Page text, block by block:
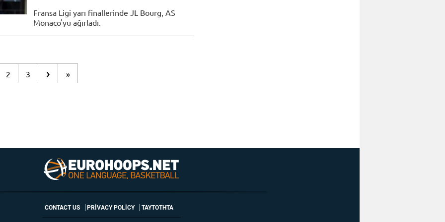
Fransa Ligi yarı finallerinde JL Bourg, AS
Monaco'yu ağırladı.
2 3 › »
CONTACT US PRIVACY POLICY ΤΑΥΤΟΤΗΤΑ